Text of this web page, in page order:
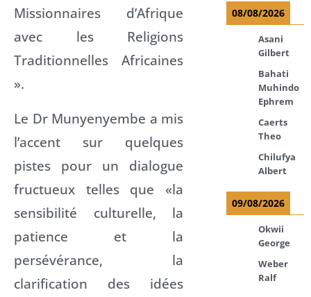
Missionnaires d’Afrique
avec les Religions
Traditionnelles Africaines
».
Le Dr Munyenyembe a mis
l’accent sur quelques
pistes pour un dialogue
fructueux telles que «la
sensibilité culturelle, la
patience et la
persévérance, la
clarification des idées
08/08/2026
Asani
Gilbert
Bahati
Muhindo
Ephrem
Caerts
Theo
Chilufya
Albert
09/08/2026
Okwii
George
Weber
Ralf